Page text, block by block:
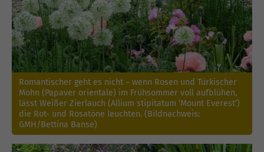
Romantischer geht es nicht – wenn Rosen und Türkischer
Mohn (Papaver orientale) im Frühsommer voll aufblühen,
lässt Weißer Zierlauch (Allium stipitatum ‘Mount Everest’)
die Rot- und Rosatöne leuchten. (Bildnachweis:
GMH/Bettina Banse)